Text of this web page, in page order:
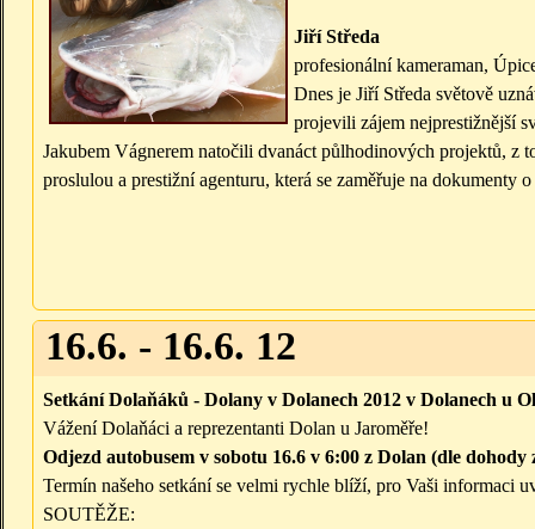
Jiří Středa
profesionální kameraman,
Dnes je Jiří Středa světově
projevili zájem nejprestižnější
Jakubem Vágnerem natočili dvanáct půlhodinových projektů, z
proslulou a prestižní agenturu, která se zaměřuje na dokumenty
16.6. - 16.6. 12
Setkání Dolaňáků - Dolany v Dolanech 2012 v Dolanech u
Vážení Dolaňáci a reprezentanti Dolan u Jaroměře!
Odjezd autobusem v sobotu 16.6 v 6:00 z Dolan (dle dohody
Termín našeho setkání se velmi rychle blíží, pro Vaši informaci
SOUTĚŽE: